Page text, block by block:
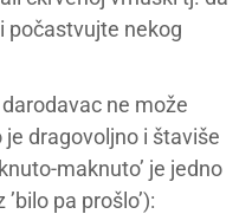
počastvujte nekog
ne može
dragovoljno i štaviše
maknuto’ je jedno
pa prošlo’):